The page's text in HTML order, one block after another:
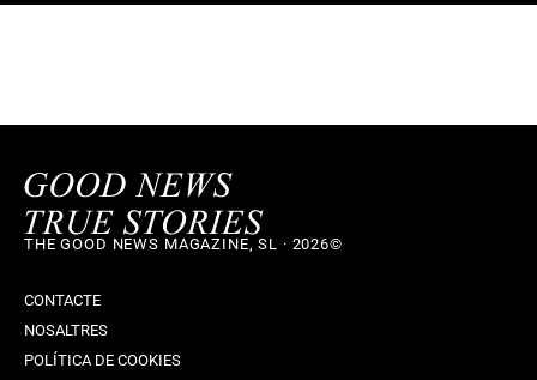
THE GOOD NEWS MAGAZINE, SL · 2026©
CONTACTE
NOSALTRES
POLÍTICA DE COOKIES